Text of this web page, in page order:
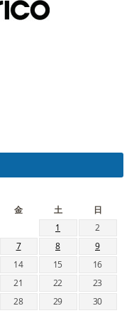
金 土
日
1
2
7 8
9
14 15
16
21 22
23
28 29
30